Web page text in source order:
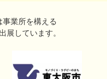
業所を構える
展しています。